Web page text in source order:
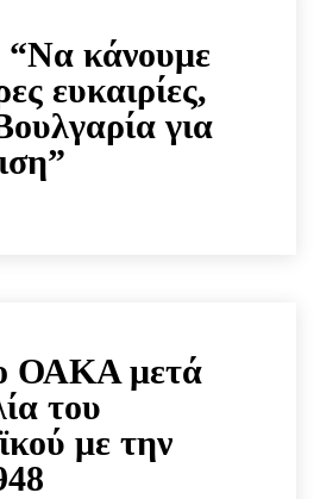
“Να κάνουμε
ευκαιρίες,
για
ΟΑΚΑ μετά
του
με την